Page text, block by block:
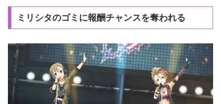
ミリシタのゴミに報酬チャンスを奪われる